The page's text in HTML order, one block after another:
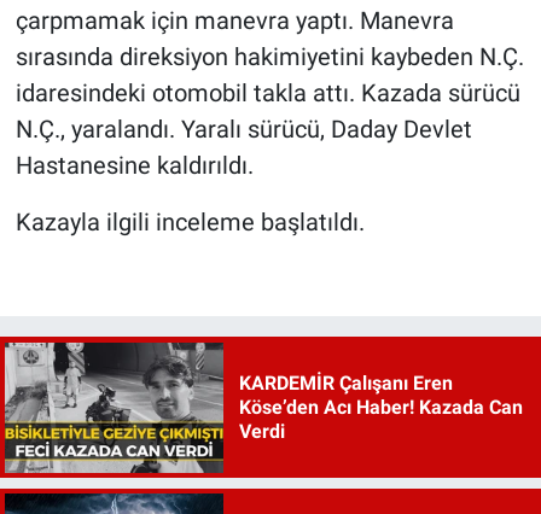
çarpmamak için manevra yaptı. Manevra
sırasında direksiyon hakimiyetini kaybeden N.Ç.
idaresindeki otomobil takla attı. Kazada sürücü
N.Ç., yaralandı. Yaralı sürücü, Daday Devlet
Hastanesine kaldırıldı.
Kazayla ilgili inceleme başlatıldı.
KARDEMİR Çalışanı Eren
Köse’den Acı Haber! Kazada Can
Verdi